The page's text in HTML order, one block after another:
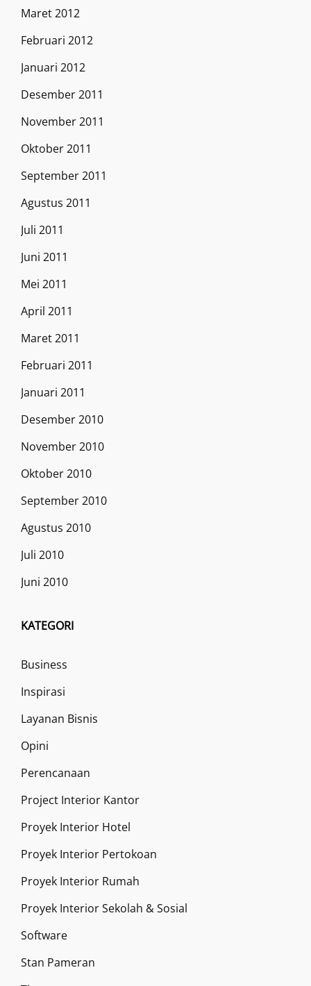
Maret 2012
Februari 2012
Januari 2012
Desember 2011
November 2011
Oktober 2011
September 2011
Agustus 2011
Juli 2011
Juni 2011
Mei 2011
April 2011
Maret 2011
Februari 2011
Januari 2011
Desember 2010
November 2010
Oktober 2010
September 2010
Agustus 2010
Juli 2010
Juni 2010
KATEGORI
Business
Inspirasi
Layanan Bisnis
Opini
Perencanaan
Project Interior Kantor
Proyek Interior Hotel
Proyek Interior Pertokoan
Proyek Interior Rumah
Proyek Interior Sekolah & Sosial
Software
Stan Pameran